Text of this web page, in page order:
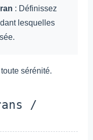
: Définissez
lesquelles
sérénité.
/